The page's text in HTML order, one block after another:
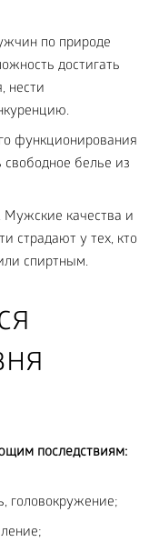
по природе
достигать
нести
функционирования
белье из
Мужские качества и
страдают у тех, кто
спиртным.
последствиям:
головокружение;